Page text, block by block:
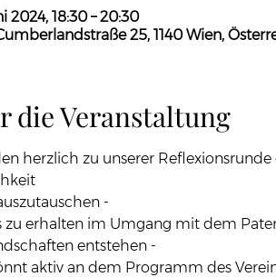
2024, 18:30 – 20:30
25, 1140 Wien,
die Veranstaltung
herzlich zu unserer
-
zu erhalten im Umgang mit dem
entstehen -
aktiv an dem Programm des